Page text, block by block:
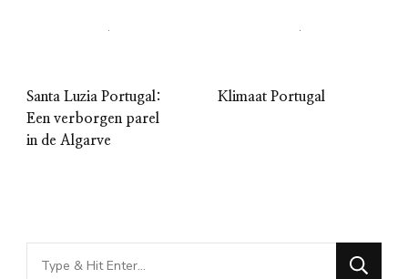
Santa Luzia Portugal:
Een verborgen parel
in de Algarve
Klimaat Portugal
Looking